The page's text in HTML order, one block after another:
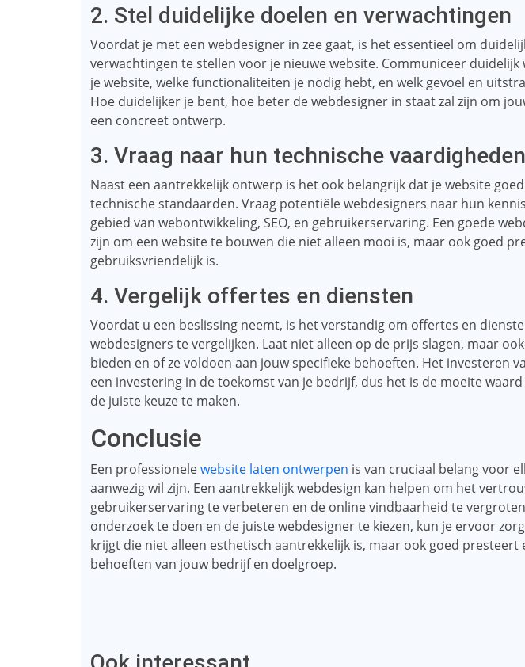
2. Stel duidelijke doelen en verwachtingen
Voordat je met een webdesigner in zee gaat, is het essentieel om
verwachtingen te stellen voor je nieuwe website. Communiceer
je website, welke functionaliteiten je nodig hebt, en welk gevoel en
Hoe duidelijker je bent, hoe beter de webdesigner in staat zal zijn om
een concreet ontwerp.
3. Vraag naar hun technische
Naast een aantrekkelijk ontwerp is het ook belangrijk dat je website
technische standaarden. Vraag potentiële webdesigners naar hun
gebied van webontwikkeling, SEO, en gebruikerservaring. Een goede
zijn om een ​​website te bouwen die niet alleen mooi is, maar ook goed
gebruiksvriendelijk is.
4. Vergelijk offertes en diensten
Voordat u een beslissing neemt, is het verstandig om offertes en
webdesigners te vergelijken. Laat niet alleen op de prijs slagen, maar
bieden en of ze voldoen aan jouw specifieke behoeften. Het investeren
een investering in de toekomst van je bedrijf, dus het is de moeite
de juiste keuze te maken.
Conclusie
Een professionelewebsite laten ontwerpen is van cruciaal belang voor
aanwezig wil zijn. Een aantrekkelijk webdesign kan helpen om het
gebruikerservaring te verbeteren en de online vindbaarheid te
onderzoek te doen en de juiste webdesigner te kiezen, kun je ervoor
krijgt die niet alleen esthetisch aantrekkelijk is, maar ook goed presteert
behoeften van jouw bedrijf en doelgroep.